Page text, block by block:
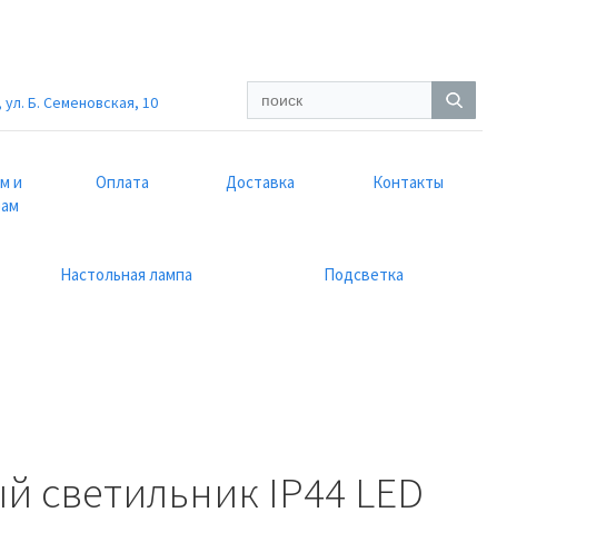
ул. Б. Семеновская, 10
и
Оплата Доставка Контакты
Настольная лампа Подсветка
светильник IP44 LED